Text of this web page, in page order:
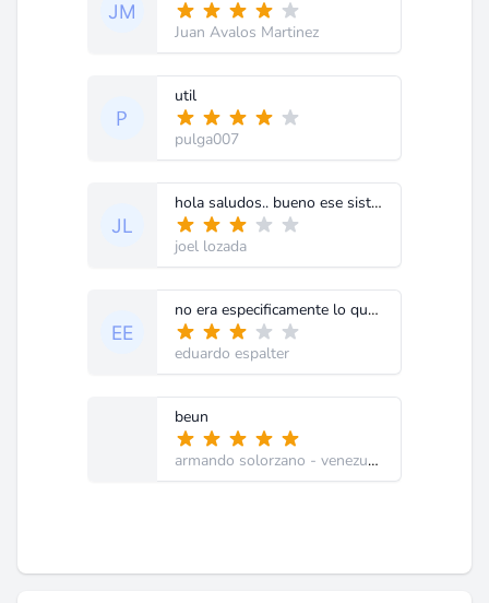
Juan Avalos Martinez
util
pulga007
hola saludos.. bueno ese sistema de encendido. gracias
joel lozada
no era especificamente lo que andaba buscando porque es muy elemental. gracias
eduardo espalter
beun
armando solorzano - venezuela